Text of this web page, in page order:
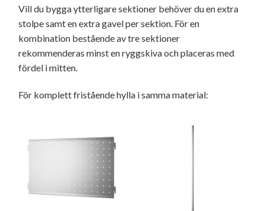
Vill du bygga ytterligare sektioner behöver du en extra
stolpe samt en extra gavel per sektion. För en
kombination bestående av tre sektioner
rekommenderas minst en ryggskiva och placeras med
fördel i mitten.
För komplett fristående hylla i samma material: